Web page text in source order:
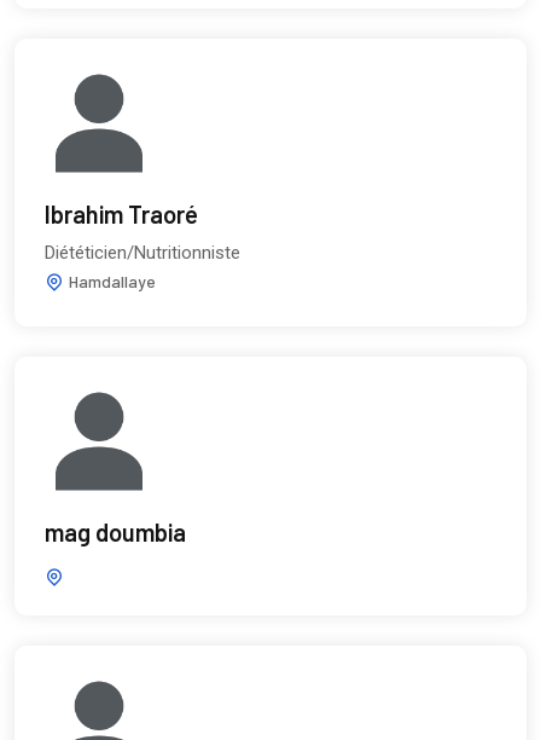
Ibrahim Traoré
Diététicien/Nutritionniste
Hamdallaye
mag doumbia